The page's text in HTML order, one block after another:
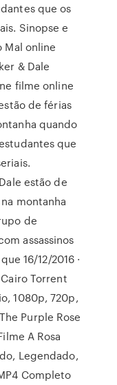
que os
Sinopse e
Mal online
& Dale
filme online
de férias
quando
que
estão de
montanha
de
assassinos
16/12/2016 ·
Torrent
1080p, 720p,
Purple Rose
A Rosa
Legendado,
Completo